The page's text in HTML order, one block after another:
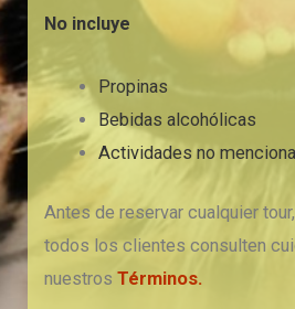
No incluye
Propinas
Bebidas alcohólicas
Actividades no
Antes de reservar cualquier
todos los clientes consulten
nuestros Términos.